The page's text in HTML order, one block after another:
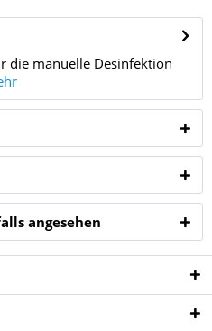
die manuelle Desinfektion
angesehen